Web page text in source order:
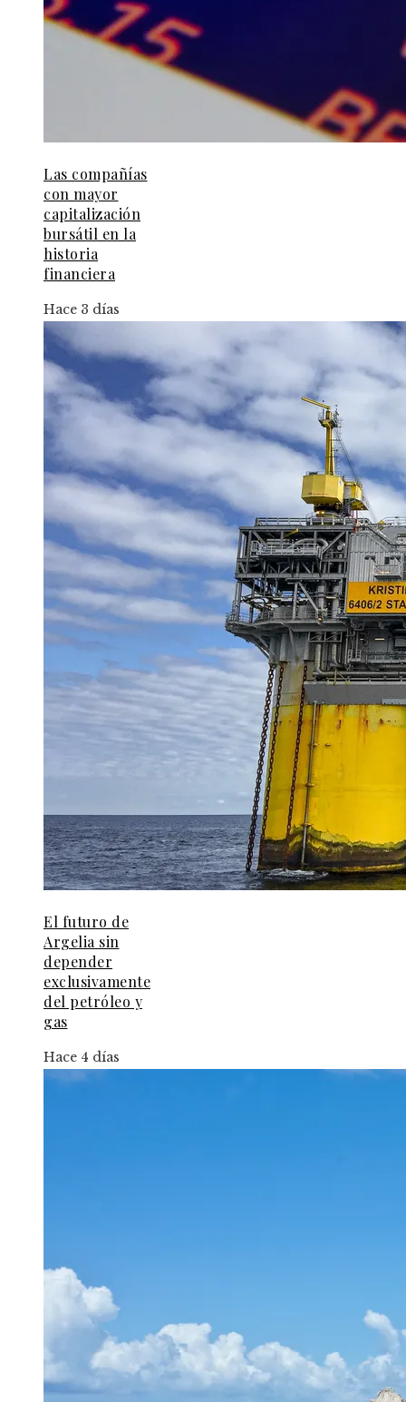
Las compañías
con mayor
capitalización
bursátil en la
historia
financiera
Hace 3 días
El futuro de
Argelia sin
depender
exclusivamente
del petróleo y
gas
Hace 4 días